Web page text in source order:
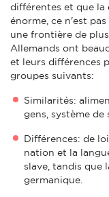
différentes et que la
énorme, ce n'est
une frontière de
Allemands ont
et leurs différences
groupes suivants:
Similarités:
gens, système de
Différences: de
nation et la
slave, tandis que
germanique.